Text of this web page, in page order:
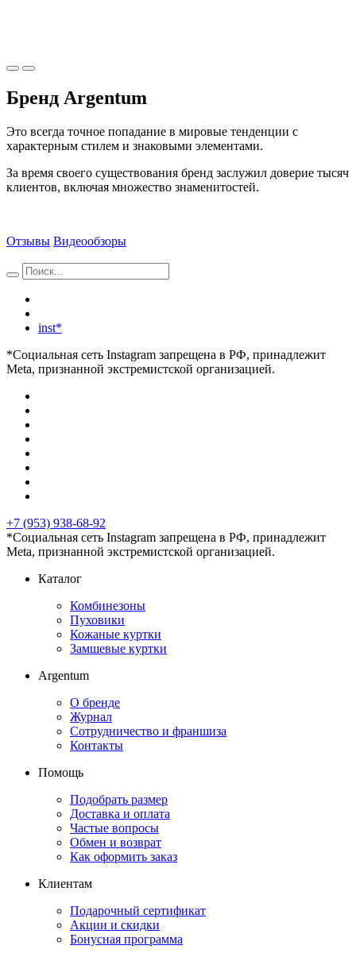
Бренд Argentum
Это всегда точное попадание в мировые тенденции с
характерным стилем и знаковыми элементами.
За время своего существования бренд заслужил доверие тысяч
клиентов, включая множество знаменитостей.
Отзывы Видеообзоры
inst*
*Социальная сеть Instagram запрещена в РФ, принадлежит
Meta, признанной экстремистской организацией.
+7 (953) 938-68-92
*Социальная сеть Instagram запрещена в РФ, принадлежит
Meta, признанной экстремистской организацией.
Каталог
Комбинезоны
Пуховики
Кожаные куртки
Замшевые куртки
Argentum
О бренде
Журнал
Сотрудничество и франшиза
Контакты
Помощь
Подобрать размер
Доставка и оплата
Частые вопросы
Обмен и возврат
Как оформить заказ
Клиентам
Подарочный сертификат
Акции и скидки
Бонусная программа